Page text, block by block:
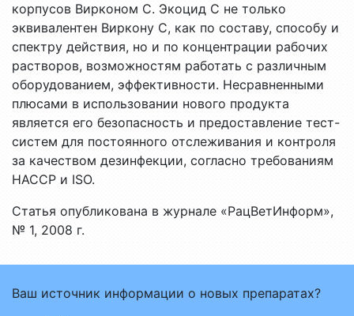
корпусов Вирконом С. Экоцид С не только
эквивалентен Виркону С, как по составу, способу и
спектру действия, но и по концентрации рабочих
растворов, возможностям работать с различным
оборудованием, эффективности. Несравненными
плюсами в использовании нового продукта
является его безопасность и предоставление тест-
систем для постоянного отслеживания и контроля
за качеством дезинфекции, согласно требованиям
HACCP и ISO.
Статья опубликована в журнале «РацВетИнформ»,
№ 1, 2008 г.
Ваш источник информации о новых препаратах?